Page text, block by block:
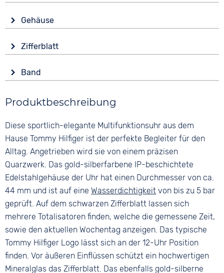
Batterie (Quarz)
Funktionen
Datumsanzeige
Wasserdicht
Gehäuse
Mineralglas
Form
Rund
Material
Farbe
Silber
Gold
Zifferblatt
Analog
Schwarz
Ziffern
Arabisch
Band
Silber
Material
Edelstahl
Bandschließe
Dornschließe
Produktbeschreibung
Diese sportlich-elegante Multifunktionsuhr aus dem
Hause Tommy Hilfiger ist der perfekte Begleiter für den
Alltag. Angetrieben wird sie von einem präzisen
Quarzwerk. Das gold-silberfarbene IP-beschichtete
Edelstahlgehäuse der Uhr hat einen Durchmesser von ca.
44 mm und ist auf eineWasserdichtigkeit von bis zu 5 bar
geprüft. Auf dem schwarzen Zifferblatt lassen sich
mehrere Totalisatoren finden, welche die gemessene Zeit,
sowie den aktuellen Wochentag anzeigen. Das typische
Tommy Hilfiger Logo lässt sich an der 12-Uhr Position
finden. Vor äußeren Einflüssen schützt ein hochwertigen
Mineralglas das Zifferblatt. Das ebenfalls gold-silberne